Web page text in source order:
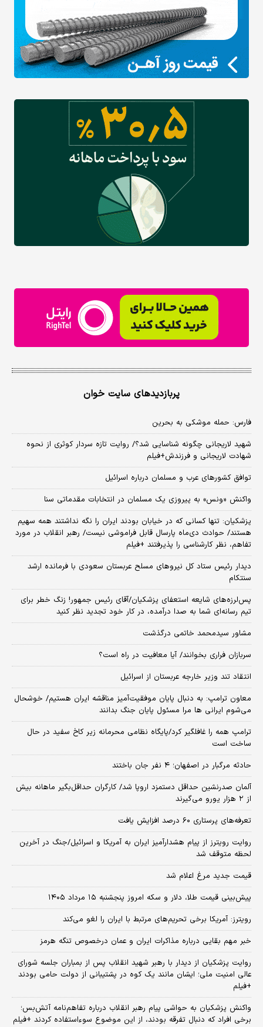
پربازدیدهای سایت خوان
فارس: حمله موشکی به بحرین
شهید لاریجانی چگونه شناسایی شد؟/ روایت تازه سردار کوثری از نحوه
شهادت لاریجانی و فرزندش+فیلم
توافق کشورهای عرب و مسلمان درباره اسرائیل
واکنش «ونس» به پیروزی یک مسلمان در انتخابات مقدماتی سنا
پزشکیان: تنها کسانی که در خیابان بودند ایران را نگه نداشتند همه سهیم
هستند/ حوادث دی‌ماه پارسال قابل فراموشی نیست/ رهبر انقلاب در مورد
تفاهم، نظر کارشناسی را پذیرفتند +فیلم
دیدار رئیس ستاد کل نیروهای مسلح عربستان سعودی با فرمانده ارشد
سنتکام
پس‌لرزه‌های شایعه استعفای پزشکیان/آقای رئیس جمهور! زنگ خطر برای
تیم رسانه‌ای شما به صدا درآمده، در کار خود تجدید نظر کنید
مشاور سیدمحمد خاتمی درگذشت
سربازان فراری بخوانند/ آیا معافیت در راه است؟
انتقاد تند وزیر خارجه عربستان از اسرائیل
معاون ترامپ: به دنبال پایان موفقیت‌آمیز مناقشه ایران هستیم/ خوشحال
می‌شوم ایرانی ها مرا مسئول پایان جنگ بدانند
ترامپ همه را غافلگیر کرد/پایگاه نظامی محرمانه زیر کاخ سفید در حال
ساخت است
حادثه مرگبار در اصفهان؛ ۴ نفر جان باختند
آلمان صدرنشین حداقل دستمزد اروپا شد/ کارگران حداقل‌بگیر ماهانه بیش
از ۲ هزار یورو می‌گیرند
تعرفه‌های پرستاری ۶۰ درصد افزایش یافت
روایت رویترز از پیام هشدارآمیز ایران به آمریکا و اسرائیل/جنگ در آخرین
لحظه متوقف شد
قیمت جدید مرغ اعلام شد
پیش‌بینی قیمت طلا، دلار و سکه امروز پنجشنبه ۱۵ مرداد ۱۴۰۵
رویترز: آمریکا برخی تحریم‌های مرتبط با ایران را لغو می‌کند
خبر مهم بقایی درباره مذاکرات ایران و عمان درخصوص تنگه هرمز
روایت پزشکیان از دیدار با رهبر شهید انقلاب پس از بمباران جلسه شورای
عالی امنیت ملی؛ ایشان مانند یک کوه در پشتیبانی از دولت حامی بودند
+فیلم
واکنش پزشکیان به حواشی پیام رهبر انقلاب درباره تفاهم‌نامه آتش‌بس؛
برخی افراد که دنبال تفرقه بودند، از این موضوع سوءاستفاده کردند +فیلم